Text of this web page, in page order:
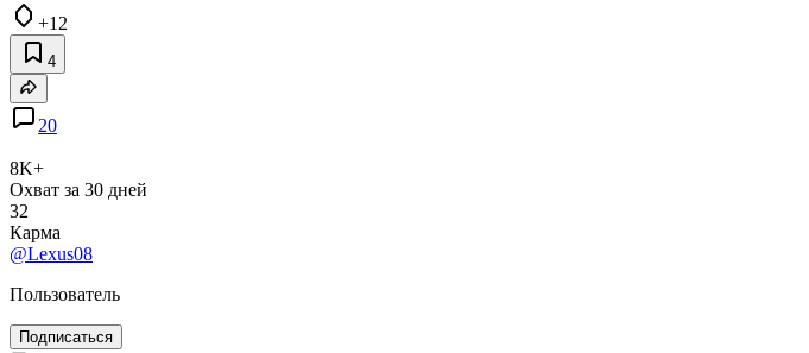
+12
4
20
8K+
Охват за 30 дней
32
Карма
@Lexus08
Пользователь
Подписаться